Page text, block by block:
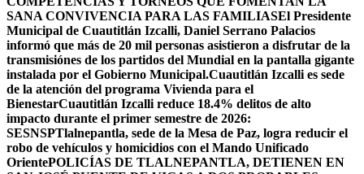
SANA CONVIVENCIA PARA LAS FAMILIASEl Presidente
Municipal de Cuautitlán Izcalli, Daniel Serrano Palacios
informó que más de 20 mil personas asistieron a disfrutar de la
transmisiónes de los partidos del Mundial en la pantalla gigante
instalada por el Gobierno Municipal.Cuautitlán Izcalli es sede
de la atención del programa Vivienda para el
BienestarCuautitlán Izcalli reduce 18.4% delitos de alto
impacto durante el primer semestre de 2026:
SESNSPTlalnepantla, sede de la Mesa de Paz, logra reducir el
robo de vehículos y homicidios con el Mando Unificado
OrientePOLICÍAS DE TLALNEPANTLA, ​DETIENEN EN